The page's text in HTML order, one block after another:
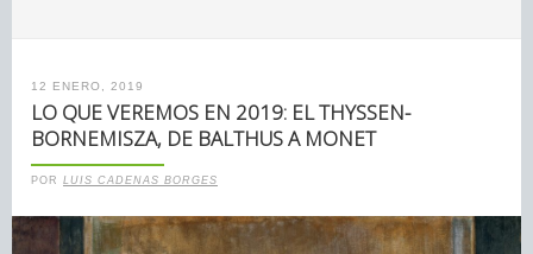
12 ENERO, 2019
LO QUE VEREMOS EN 2019: EL THYSSEN-
BORNEMISZA, DE BALTHUS A MONET
POR LUIS CADENAS BORGES